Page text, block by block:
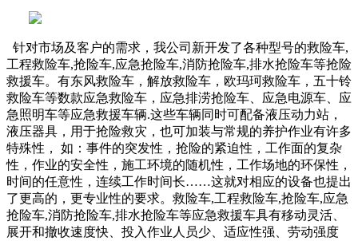
针对市场及客户的需求，我公司新开发了各种型号的救险车,
工程救险车,抢险车,应急抢险车,消防抢险车,排水抢险车等抢险
救援车。有东风救险车，解放救险车，欧玛珂救险车，五十铃
救险车等数款应急救险车，应急排涝抢险车、应急电源车、应
急照明车等应急救援车辆.这些车辆同时可配备液压动力站，
液压器具，用于抢险救灾，也可加装与常规的养护作业有许多
特殊性，
如：事件的突发性，抢险的紧迫性，工作面的复杂
性，作业的安全性，施工环境的随机性，工作场地的环保性，
时间的任意性，连续工作时间长……这就对相应的设备也提出
了更高的，更专业性的要求。 救险车,工程救险车,抢险车,应急
抢险车,消防抢险车,排水抢险车等应急救援车具有移动灵活、
展开和撤收速度快、投入作业人员少、适应性强、劳动强度